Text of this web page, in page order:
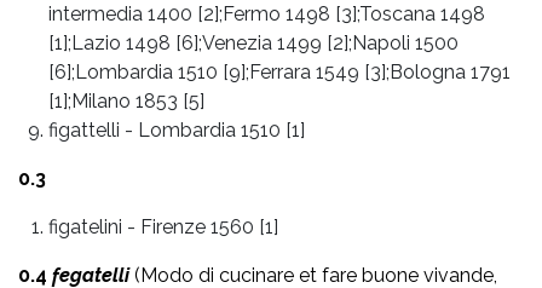
intermedia 1400 [2];Fermo 1498 [3];Toscana 1498
[1];Lazio 1498 [6];Venezia 1499 [2];Napoli 1500
[6];Lombardia 1510 [9];Ferrara 1549 [3];Bologna 1791
[1];Milano 1853 [5]
figattelli - Lombardia 1510 [1]
0.3
figatelini - Firenze 1560 [1]
0.4 fegatelli(Modo di cucinare et fare buone vivande,